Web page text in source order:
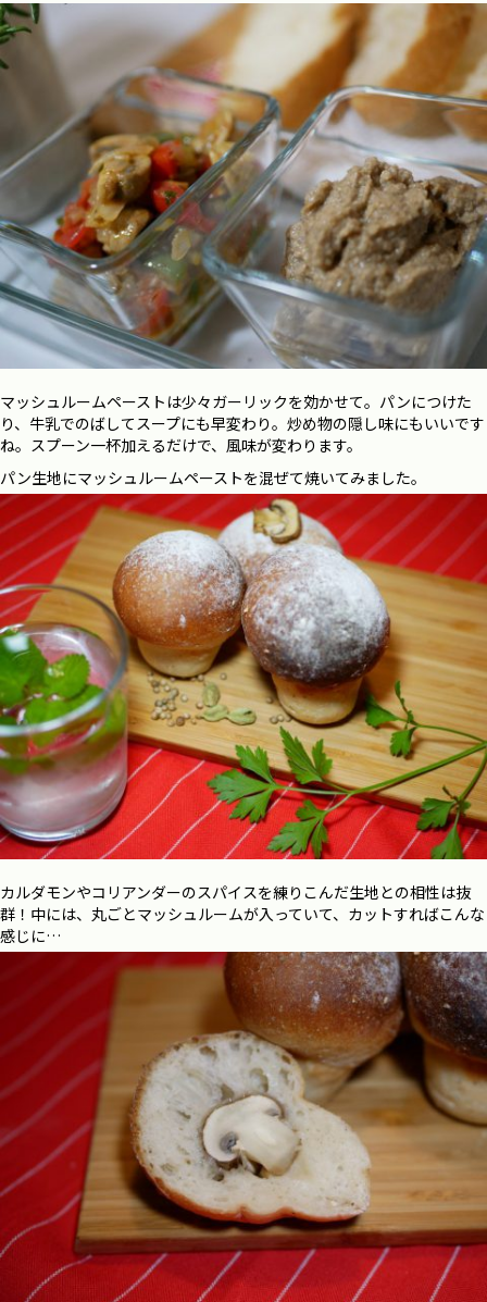
マッシュルームペーストは少々ガーリックを効かせて。パンにつけた
り、牛乳でのばしてスープにも早変わり。炒め物の隠し味にもいいです
ね。スプーン一杯加えるだけで、風味が変わります。
パン生地にマッシュルームペーストを混ぜて焼いてみました。
カルダモンやコリアンダーのスパイスを練りこんだ生地との相性は抜
群！中には、丸ごとマッシュルームが入っていて、カットすればこんな
感じに…